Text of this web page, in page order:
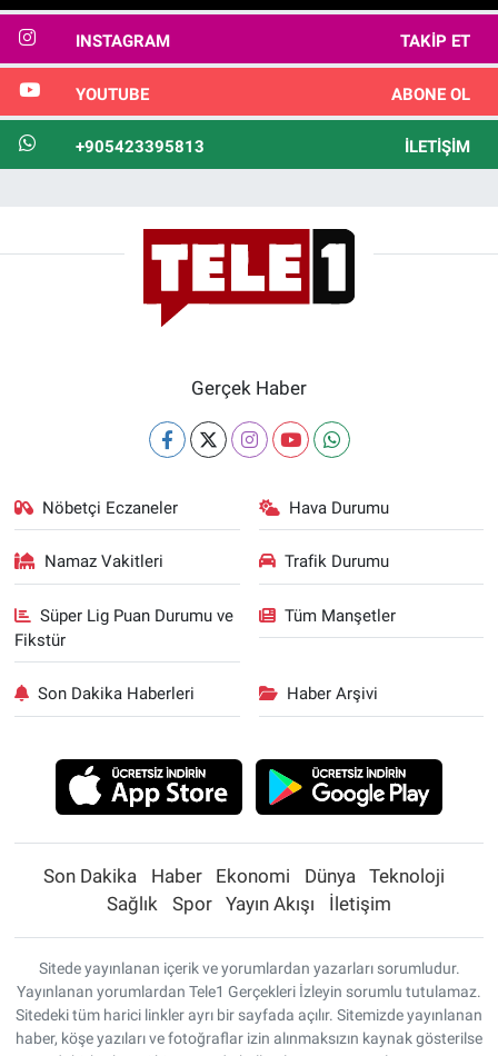
INSTAGRAM TAKIP ET
YOUTUBE ABONE OL
+905423395813 İLETIŞIM
Gerçek Haber
Nöbetçi Eczaneler Hava Durumu
Namaz Vakitleri Trafik Durumu
Süper Lig Puan Durumu ve
Fikstür
Tüm Manşetler
Son Dakika Haberleri Haber Arşivi
Son Dakika Haber Ekonomi Dünya
Teknoloji
Sağlık
Spor Yayın Akışı İletişim
Sitede yayınlanan içerik ve yorumlardan yazarları sorumludur.
Yayınlanan yorumlardan Tele1 Gerçekleri İzleyin sorumlu tutulamaz.
Sitedeki tüm harici linkler ayrı bir sayfada açılır. Sitemizde yayınlanan
haber, köşe yazıları ve fotoğraflar izin alınmaksızın kaynak gösterilse